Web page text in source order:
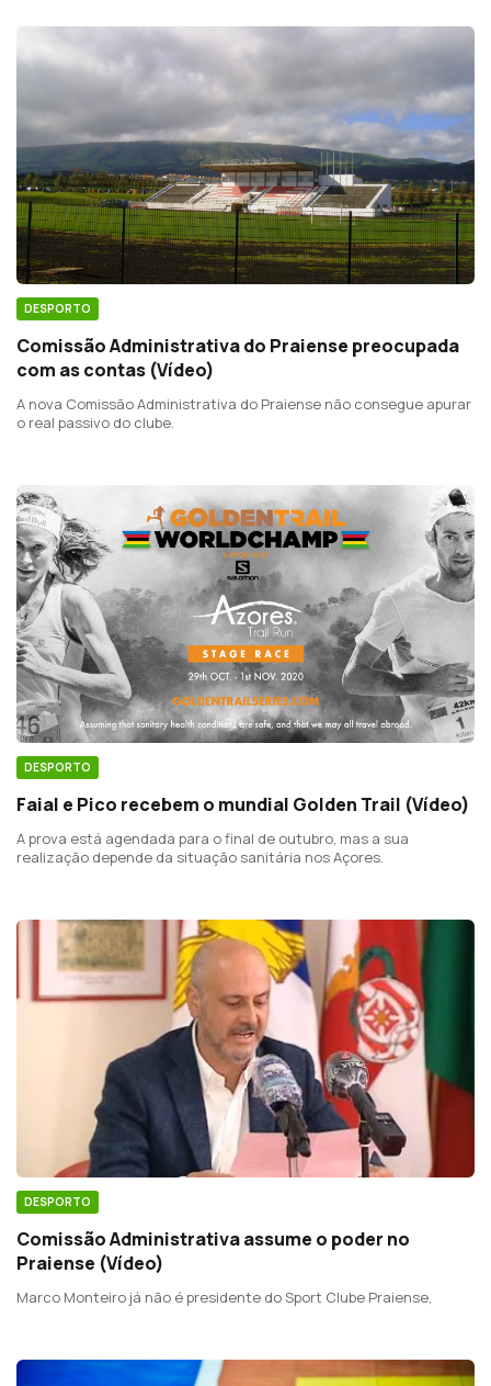
DESPORTO
Comissão Administrativa do Praiense preocupada
com as contas (Vídeo)
A nova Comissão Administrativa do Praiense não consegue apurar
o real passivo do clube.
DESPORTO
Faial e Pico recebem o mundial Golden Trail (Vídeo)
A prova está agendada para o final de outubro, mas a sua
realização depende da situação sanitária nos Açores.
DESPORTO
Comissão Administrativa assume o poder no
Praiense (Vídeo)
Marco Monteiro já não é presidente do Sport Clube Praiense,